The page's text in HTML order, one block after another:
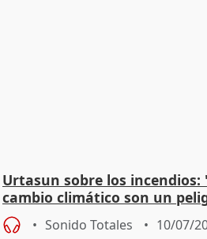
Urtasun sobre los incendios:
cambio climático son un
Sonido Totales 10/07/